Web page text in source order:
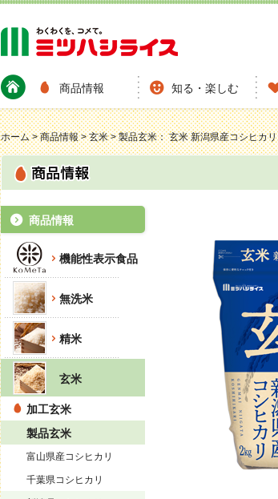
商品情報 知る・楽しむ
ホーム>商品情報>玄米>製品玄米： 玄米 新潟県産コシヒカリ
商品情報
機能性表示食品
無洗米
精米
玄米
加工玄米
製品玄米
富山県産コシヒカリ
千葉県コシヒカリ